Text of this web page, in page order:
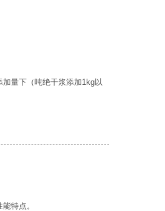
量下（吨绝干浆添加1kg以
特点。